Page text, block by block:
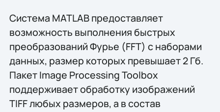
Система MATLAB предоставляет
возможность выполнения быстрых
преобразований Фурье (FFT) с наборами
данных, размер которых превышает 2 Гб.
Пакет Image Processing Toolbox
поддерживает обработку изображений
TIFF любых размеров, а в состав